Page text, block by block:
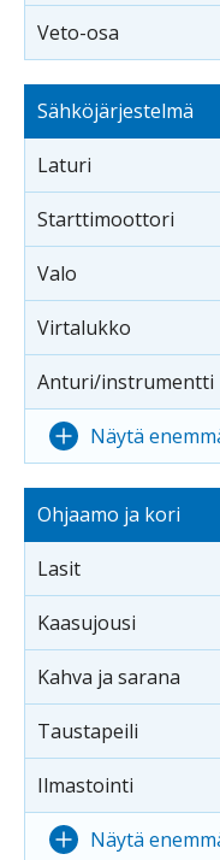
Veto-osa
Sähköjärjestelmä
Laturi
Starttimoottori
Valo
Virtalukko
Anturi/instrumentti
Näytä
Ohjaamo ja kori
Lasit
Kaasujousi
Kahva ja sarana
Taustapeili
Ilmastointi
Näytä